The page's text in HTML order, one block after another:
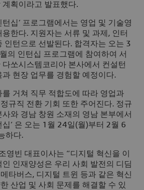
획이라고 발표했다.
턴십’ 프로그램에서는 영업 및 기술영
한다. 지원자는 서류 및 과제, 인터
인턴으로 선발된다. 합격자는 오는 3
의 인턴십 프로그램에 참여하여 서
쏘시스템코리아 본사에서 컨설턴
과 현장 업무를 경험할 예정이다.
를 거쳐 직무 적합도에 따라 영업과
규직 전환 기회 또한 주어진다. 정규
와 경남 창원 소재의 영남 본부에서
십’ 은 오는 1월 24일(월)부터 2월 6
하다.
영빈 대표이사는 “디지털 혁신을 이
인재양성은 우리 사회 발전의 디딤
타버스, 디지털 트윈 등과 같은 혁신
산업 및 사회 문제를 해결할 수 있